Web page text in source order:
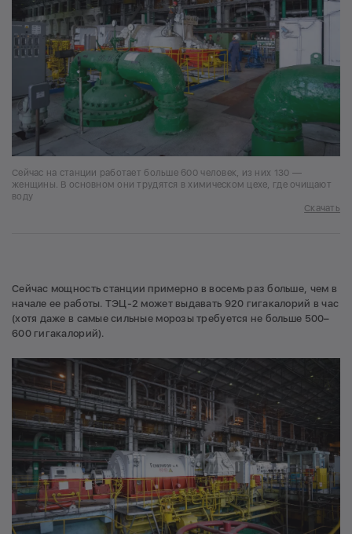
Сейчас на станции работает больше 600 человек, из них 130 —
женщины. В основном они трудятся в химическом цехе, где очищают
воду
Скачать
Сейчас мощность станции примерно в восемь раз больше, чем в
начале ее работы. ТЭЦ-2 может выдавать 920 гигакалорий в час
(хотя даже в самые сильные морозы требуется не больше 500–
600 гигакалорий).